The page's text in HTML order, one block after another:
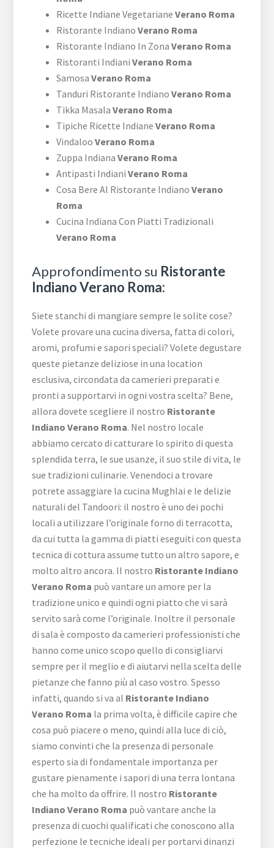
Ricette Indiane VegetarianeVerano Roma
Ristorante IndianoVerano Roma
Ristorante Indiano In ZonaVerano Roma
Ristoranti IndianiVerano Roma
SamosaVerano Roma
Tanduri Ristorante IndianoVerano Roma
Tikka MasalaVerano Roma
Tipiche Ricette IndianeVerano Roma
VindalooVerano Roma
Zuppa IndianaVerano Roma
Antipasti IndianiVerano Roma
Cosa Bere Al Ristorante IndianoVerano
Roma
Cucina Indiana Con Piatti Tradizionali
Verano Roma
Approfondimento su Ristorante
Indiano Verano Roma:
Siete stanchi di mangiare sempre le solite cose?
Volete provare una cucina diversa, fatta di colori,
aromi, profumi e sapori speciali? Volete degustare
queste pietanze deliziose in una location
esclusiva, circondata da camerieri preparati e
pronti a supportarvi in ogni vostra scelta? Bene,
allora dovete scegliere il nostro Ristorante
Indiano Verano Roma. Nel nostro locale
abbiamo cercato di catturare lo spirito di questa
splendida terra, le sue usanze, il suo stile di vita, le
sue tradizioni culinarie. Venendoci a trovare
potrete assaggiare la cucina Mughlai e le delizie
naturali del Tandoori: il nostro è uno dei pochi
locali a utilizzare l’originale forno di terracotta,
da cui tutta la gamma di piatti eseguiti con questa
tecnica di cottura assume tutto un altro sapore, e
molto altro ancora. Il nostro Ristorante Indiano
Verano Roma può vantare un amore per la
tradizione unico e quindi ogni piatto che vi sarà
servito sarà come l’originale. Inoltre il personale
di sala è composto da camerieri professionisti che
hanno come unico scopo quello di consigliarvi
sempre per il meglio e di aiutarvi nella scelta delle
pietanze che fanno più al caso vostro. Spesso
infatti, quando si va al Ristorante Indiano
Verano Roma la prima volta, è difficile capire che
cosa può piacere o meno, quindi alla luce di ciò,
siamo convinti che la presenza di personale
esperto sia di fondamentale importanza per
gustare pienamente i sapori di una terra lontana
che ha molto da offrire. Il nostro Ristorante
Indiano Verano Roma può vantare anche la
presenza di cuochi qualificati che conoscono alla
perfezione le tecniche ideali per portarvi dinanzi